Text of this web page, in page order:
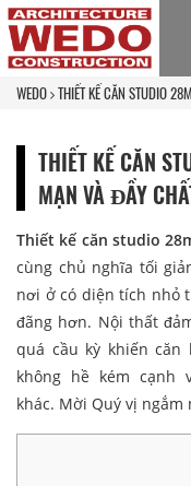
WEDO THIẾT KẾ CĂN STUDIO
THIẾT KẾ CĂN
MẠN VÀ ĐẦY
Thiết kế căn studio
cùng chủ nghĩa tối
nơi ở có diện tích nhỏ
đãng hơn. Nội thất
quá cầu kỳ khiến căn
không hề kém cạnh
khác. Mời Quý vị